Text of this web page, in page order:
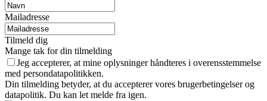
Mailadresse
Tilmeld dig
Mange tak for din tilmelding
Jeg accepterer, at mine oplysninger håndteres i overensstemmelse
med persondatapolitikken.
Din tilmelding betyder, at du accepterer vores brugerbetingelser og
datapolitik. Du kan let melde fra igen.